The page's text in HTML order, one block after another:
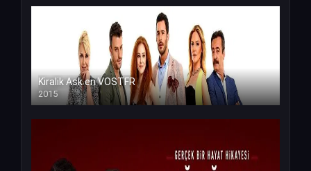
Kiralik Ask en VOSTFR
2015